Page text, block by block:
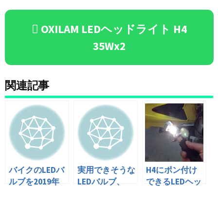
OXILAM LEDヘッドライト H4
35Wx2
関連記事
バイクのLEDバ
ルブを2019年
実用できそうな
LEDバルブ、
H4にポン付け
できるLEDヘッ